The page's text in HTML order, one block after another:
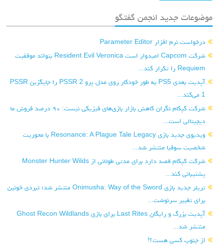
موضوعات جدید انجمن گفتگو
درخواست نرم افزار Parameter Editor
شرکت Capcom امیدوار است Resident Evil Veronica بتواند موفقیت
Requiem را تکرار کند...
آپدیت بعدی PS5 به طور خودکار روی مدل پرو PSSR 2 را جایگزین PSSR
1 می‌کند...
شرکت کپکام نگران کاهش بازار بازی‌های فیزیکی نیست: ۹۰ درصد فروش ما
دیجیتالی است...
ویدیوی جدید بازی Resonance: A Plague Tale Legacy با محوریت
شخصیت سوفیا منتشر شد...
شرکت کپکام قصد دارد برای مدتی طولانی از Monster Hunter Wilds
پشتیبانی کند...
تریلر جدید بازی Onimusha: Way of the Sword منتشر شد؛ نبردی خونین
برای تغییر سرنوشت...
آپدیت بزرگ و رایگان Last Rites برای بازی Ghost Recon Wildlands
منتشر شد...
از جنوب کسی هست؟!